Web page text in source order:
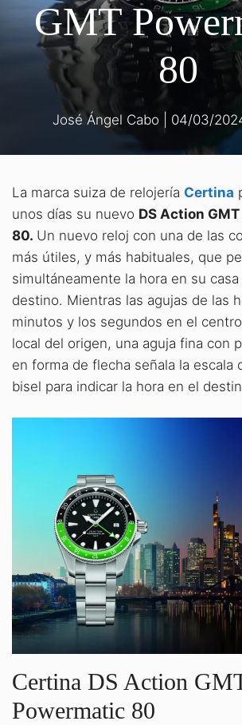
GMT
80
José Ángel Cabo 04/03/
La marca suiza de relojería Certina
unos días su nuevo DS Action
80. Un nuevo reloj con una de las
más útiles, y más habituales, que
simultáneamente la hora en su
destino. Mientras las agujas de las
minutos y los segundos en el
local del origen, una aguja fina con
en forma de flecha señala la escala
bisel para indicar la hora en el
Certina DS Action
Powermatic 80